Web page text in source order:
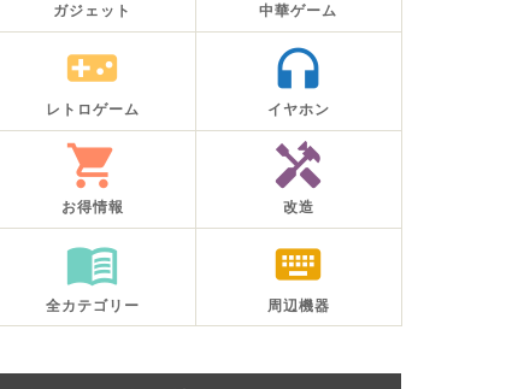
ガジェット 中華ゲーム
videogame_asset
レトロゲーム
headphones
イヤホン
shopping_cart
お得情報
handyman
改造
menu_book
全カテゴリー
keyboard
周辺機器